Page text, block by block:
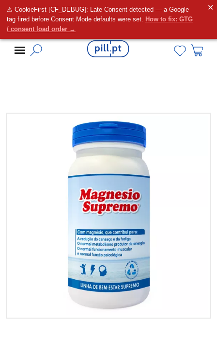
⚠ CookieFirst [CF_DEBUG]: Late Consent detected — a Google
tag fired before Consent Mode defaults were set. How to fix: GTG
/ consent load order →
✕
Alguma dúvida?